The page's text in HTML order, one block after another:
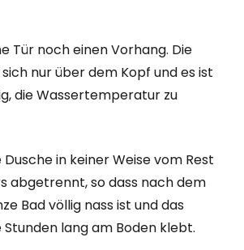
Tür noch einen Vorhang. Die
nur über dem Kopf und es ist
die Wassertemperatur zu
in keiner Weise vom Rest
abgetrennt, so dass nach dem
Bad völlig nass ist und das
lang am Boden klebt.